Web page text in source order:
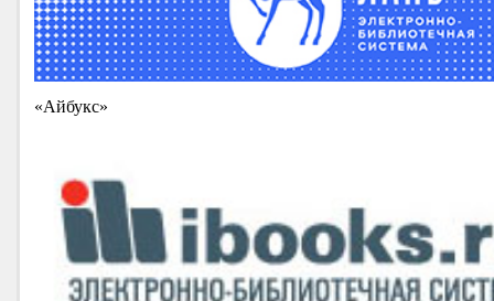
«Айбукс»